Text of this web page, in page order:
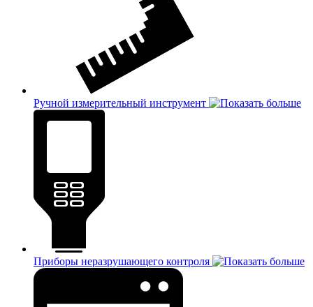
Ручной измерительный инструмент
Приборы неразрушающего контроля